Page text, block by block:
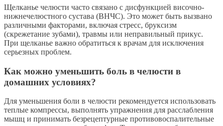
Щелканье челюсти часто связано с дисфункцией височно-
нижнечелюстного сустава (ВНЧС). Это может быть вызвано
различными факторами, включая стресс, бруксизм
(скрежетание зубами), травмы или неправильный прикус.
При щелканье важно обратиться к врачам для исключения
серьезных проблем.
Как можно уменьшить боль в челюсти в
домашних условиях?
Для уменьшения боли в челюсти рекомендуется использовать
теплые компрессы, выполнять упражнения для расслабления
мышц и принимать безрецептурные противовоспалительные